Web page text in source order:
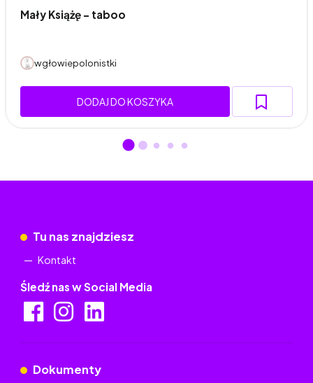
Mały Książę - taboo
wgłowiepolonistki
DODAJ DO KOSZYKA
Tu nas znajdziesz
Kontakt
Śledź nas w Social Media
Dokumenty